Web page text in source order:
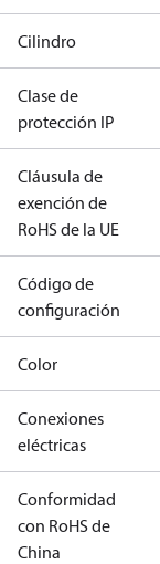
Cilindro
Clase de
protección IP
Cláusula de
exención de
RoHS de la UE
Código de
configuración
Color
Conexiones
eléctricas
Conformidad
con RoHS de
China